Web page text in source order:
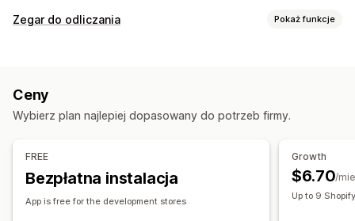
Typ banera
Pozycja banera
Linki i przyciski
Tła Kolor i czcionka
Niestandardowy CSS
Targetowanie behawioralne
Analizy i raporty
Śledzenie wydajności Analizy w czasie rzeczywistym
Zegar do odliczania Pokaż funkcje
Niestandardowy tekst
Przypięty baner Animacje Strona koszyka
Zakres dat
Z czasem określonym co do minuty
Ceny
Wybierz plan najlepiej dopasowany do potrzeb firmy.
FREE
Bezpłatna instalacja
App is free for the development stores
Growth
$6.70/
Up to 9